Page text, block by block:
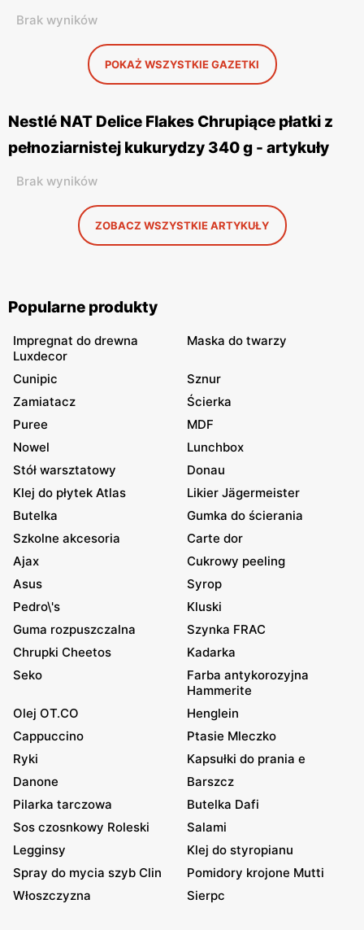
Brak wyników
POKAŻ WSZYSTKIE GAZETKI
Nestlé NAT Delice Flakes Chrupiące płatki z
pełnoziarnistej kukurydzy 340 g - artykuły
Brak wyników
ZOBACZ WSZYSTKIE ARTYKUŁY
Popularne produkty
Impregnat do drewna
Luxdecor
Maska do twarzy
Cunipic
Sznur
Zamiatacz
Ścierka
Puree
MDF
Nowel
Lunchbox
Stół warsztatowy
Donau
Klej do płytek Atlas
Likier Jägermeister
Butelka
Gumka do ścierania
Szkolne akcesoria
Carte dor
Ajax
Cukrowy peeling
Asus
Syrop
Pedro\'s
Kluski
Guma rozpuszczalna
Szynka FRAC
Chrupki Cheetos
Kadarka
Seko
Farba antykorozyjna
Hammerite
Olej OT.CO
Henglein
Cappuccino
Ptasie Mleczko
Ryki
Kapsułki do prania e
Danone
Barszcz
Pilarka tarczowa
Butelka Dafi
Sos czosnkowy Roleski
Salami
Legginsy
Klej do styropianu
Spray do mycia szyb Clin
Pomidory krojone Mutti
Włoszczyzna
Sierpc